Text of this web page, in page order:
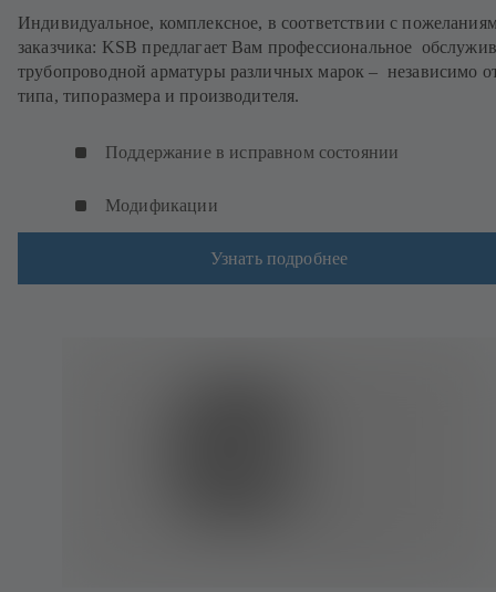
Индивидуальное, комплексное, в соответствии с
заказчика: KSB предлагает Вам профессиональное
трубопроводной арматуры различных марок – независимо
типа, типоразмера и производителя.
Поддержание в исправном состоянии
Модификации
Узнать подробнее